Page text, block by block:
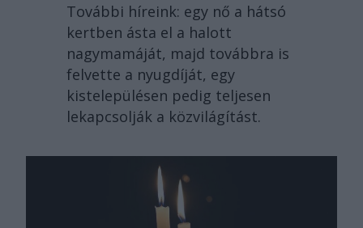
További híreink: egy nő a hátsó
kertben ásta el a halott
nagymamáját, majd továbbra is
felvette a nyugdíját, egy
kistelepülésen pedig teljesen
lekapcsolják a közvilágítást.